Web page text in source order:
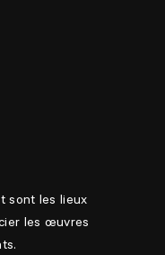
sont les lieux
les œuvres